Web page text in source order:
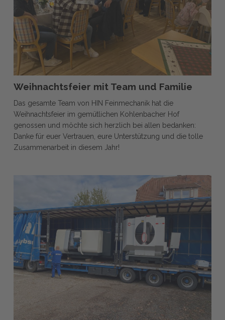
Weihnachtsfeier
Team
und
Familie
Weihnachtsfeier mit Team und Familie
Das gesamte Team von HIN Feinmechanik hat die
Weihnachtsfeier im gemütlichen Kohlenbacher Hof
genossen und möchte sich herzlich bei allen bedanken:
Danke für euer Vertrauen, eure Unterstützung und die tolle
Zusammenarbeit in diesem Jahr!
unseren
Maschinenpark:
Zwei
Neuzugänge
bei
HIN
Feinmechanik